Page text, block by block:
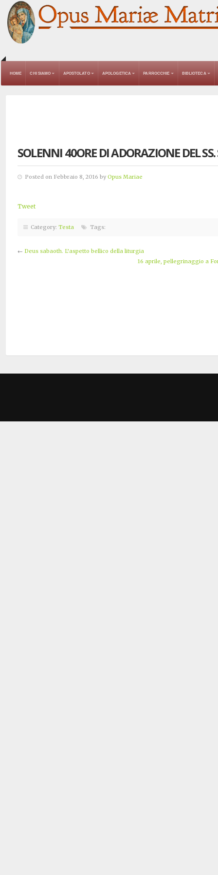
HOME CHI SIAMO APOSTOLATO APOLOGETICA PARROCCHIE BIBLIOTECA
SOLENNI 40ORE DI ADORAZIONE DEL
Posted on Febbraio 8, 2016 by Opus Mariae
Tweet
Category: Testa Tags:
← Deus sabaoth. L’aspetto bellico della liturgia
16 aprile, pellegrinaggio a